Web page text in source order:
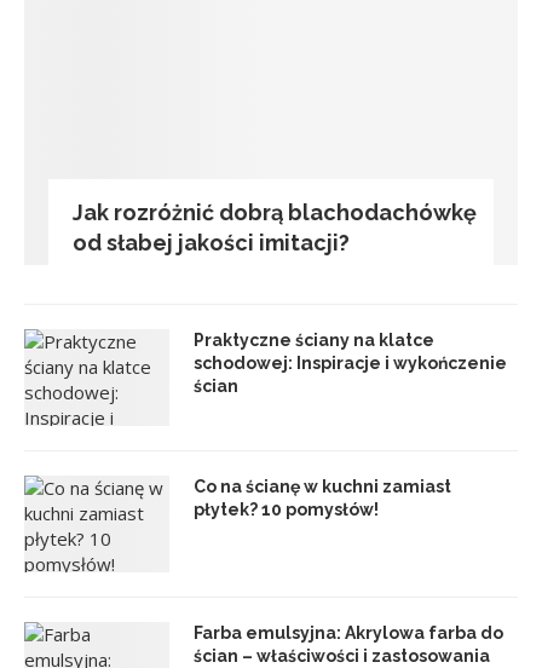
Jak rozróżnić dobrą blachodachówkę
od słabej jakości imitacji?
Praktyczne ściany na klatce
schodowej: Inspiracje i wykończenie
ścian
Co na ścianę w kuchni zamiast
płytek? 10 pomysłów!
Farba emulsyjna: Akrylowa farba do
ścian – właściwości i zastosowania